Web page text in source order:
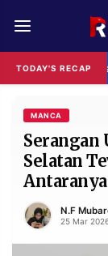
TODAY'S RECAP
Layanan
REDAKSI
RESOLUSI
RUBRIKASI
EDITORIAL
FINANSIA
DAERAH
MANCA
Serangan
Selatan
N.F
25 Mar